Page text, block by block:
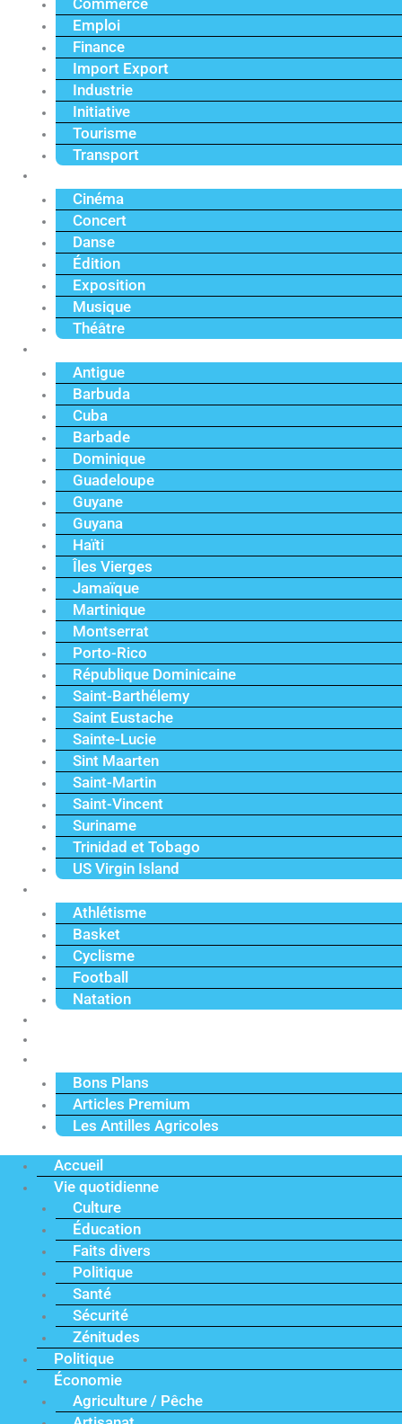
Commerce
Emploi
Finance
Import Export
Industrie
Initiative
Tourisme
Transport
Cinéma
Concert
Danse
Édition
Exposition
Musique
Théâtre
Antigue
Barbuda
Cuba
Barbade
Dominique
Guadeloupe
Guyane
Guyana
Haïti
Îles Vierges
Jamaïque
Martinique
Montserrat
Porto-Rico
République Dominicaine
Saint-Barthélemy
Saint Eustache
Sainte-Lucie
Sint Maarten
Saint-Martin
Saint-Vincent
Suriname
Trinidad et Tobago
US Virgin Island
Athlétisme
Basket
Cyclisme
Football
Natation
Bons Plans
Articles Premium
Les Antilles Agricoles
Accueil
Vie quotidienne
Culture
Éducation
Faits divers
Politique
Santé
Sécurité
Zénitudes
Politique
Économie
Agriculture / Pêche